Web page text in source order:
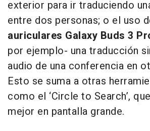
exterior para ir traduciendo
entre dos personas; o el uso
auriculares Galaxy Buds 3
por ejemplo- una traducción
audio de una conferencia en
Esto se suma a otras
como el ‘Circle to Search’,
mejor en pantalla grande.